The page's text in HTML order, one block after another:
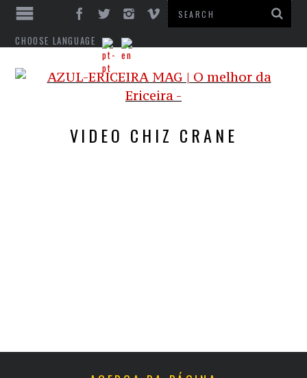
CHOOSE LANGUAGE
VIDEO CHIZ CRANE